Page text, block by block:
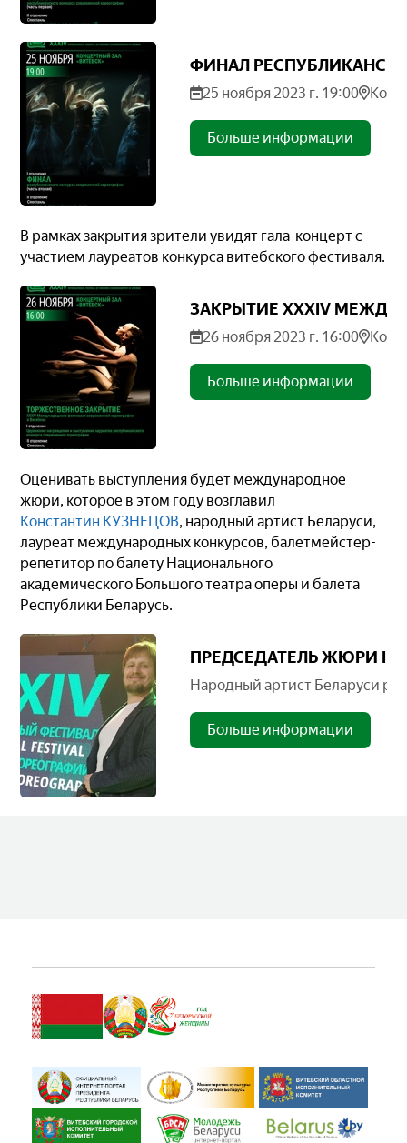
ФИНАЛ
25 ноября 2023 г. 19:00
Больше информации
В рамках закрытия зрители увидят гала-концерт с
участием лауреатов конкурса витебского фестиваля.
ЗАКРЫТИЕ XXXIV
26 ноября 2023 г. 16:00
Больше информации
Оценивать выступления будет международное
жюри, которое в этом году возглавил
Константин КУЗНЕЦОВ, народный артист Беларуси,
лауреат международных конкурсов, балетмейстер-
репетитор по балету Национального
академического Большого театра оперы и балета
Республики Беларусь.
ПРЕДСЕДАТЕЛЬ ЖЮРИ
Народный артист Беларуси
Больше информации